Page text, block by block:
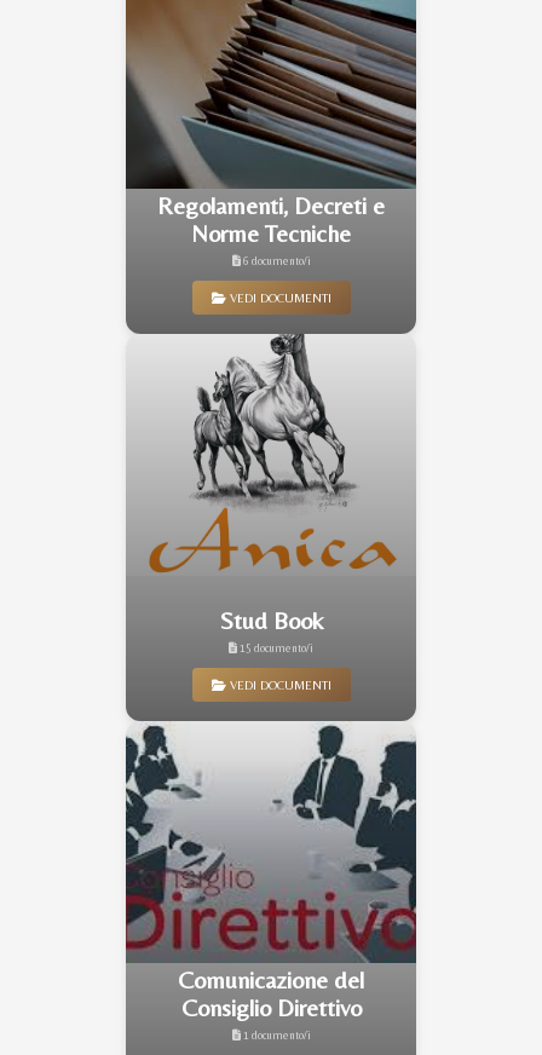
Regolamenti, Decreti e
Norme Tecniche
6 documento/i
VEDI DOCUMENTI
Stud Book
15 documento/i
VEDI DOCUMENTI
Comunicazione del
Consiglio Direttivo
1 documento/i